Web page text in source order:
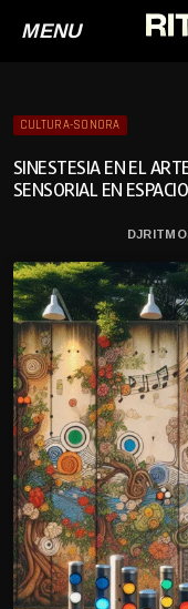
MENU
CULTURA-SONORA
SINESTESIA EN EL
SENSORIAL EN